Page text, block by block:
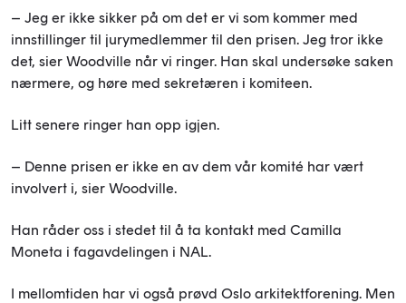
– Jeg er ikke sikker på om det er vi som kommer med
innstillinger til jurymedlemmer til den prisen. Jeg tror ikke
det, sier Woodville når vi ringer. Han skal undersøke saken
nærmere, og høre med sekretæren i komiteen.
Litt senere ringer han opp igjen.
– Denne prisen er ikke en av dem vår komité har vært
involvert i, sier Woodville.
Han råder oss i stedet til å ta kontakt med Camilla
Moneta i fagavdelingen i NAL.
I mellomtiden har vi også prøvd Oslo arkitektforening. Men